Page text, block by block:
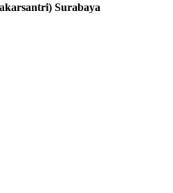
Surabaya